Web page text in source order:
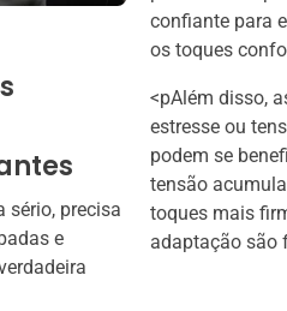
sério, precisa
e
confiante para
os toques
<pAlém disso,
estresse ou
podem se
tensão
toques mais
adaptação são